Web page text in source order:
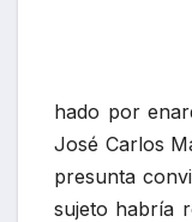
La rápida
serenazgo
Bolívar, evitó
ningún
su mala
quién es su
la indignación